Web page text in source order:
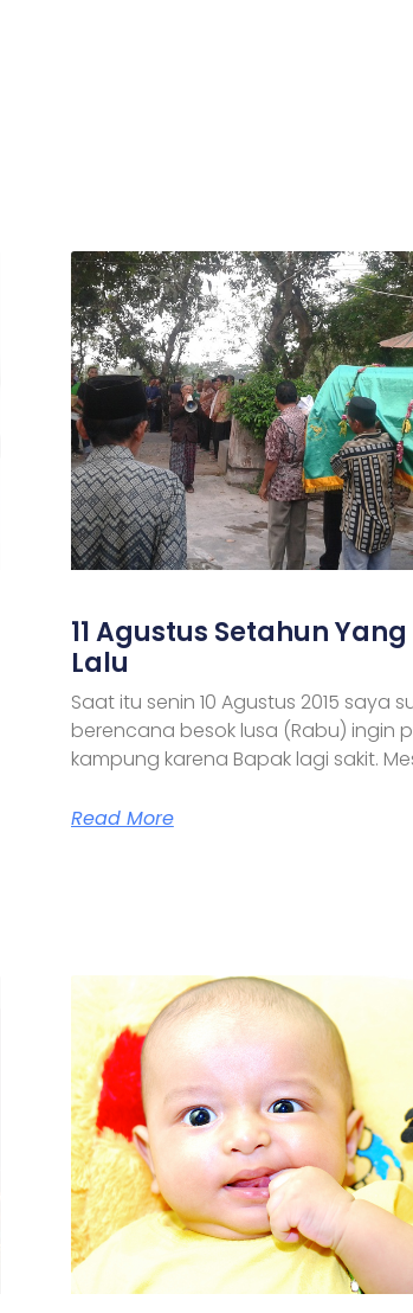
11 Agustus Setahun Yang
Lalu
Saat itu senin 10 Agustus 2015 saya
berencana besok lusa (Rabu) ingin
kampung karena Bapak lagi sakit.
Read More